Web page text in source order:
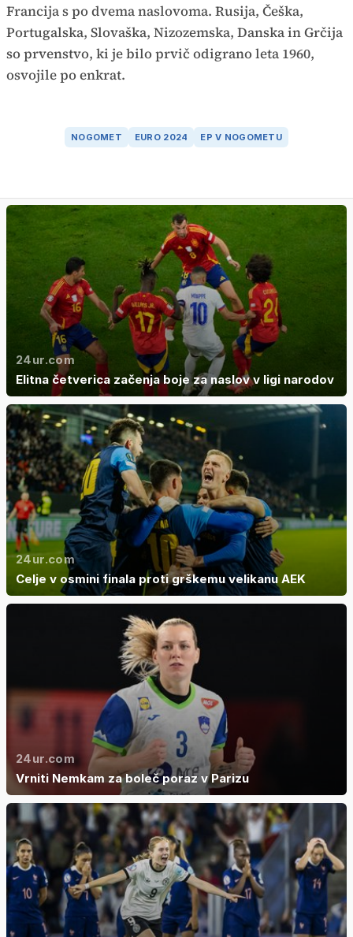
Francija s po dvema naslovoma. Rusija, Češka,
Portugalska, Slovaška, Nizozemska, Danska in Grčija
so prvenstvo, ki je bilo prvič odigrano leta 1960,
osvojile po enkrat.
NOGOMET EURO 2024 EP V NOGOMETU
24ur.com
Elitna četverica začenja boje za naslov v ligi narodov
24ur.com
Celje v osmini finala proti grškemu velikanu AEK
24ur.com
Vrniti Nemkam za boleč poraz v Parizu